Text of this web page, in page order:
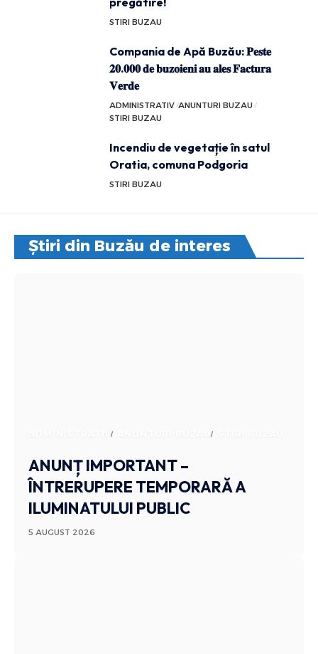
STIRI BUZAU
Compania de Apă Buzău: 𝐏𝐞𝐬𝐭𝐞
𝟐𝟎.𝟎𝟎𝟎 𝐝𝐞 𝐛𝐮𝐳𝐨𝐢𝐞𝐧𝐢 𝐚𝐮 𝐚𝐥𝐞𝐬 𝐅𝐚𝐜𝐭𝐮𝐫𝐚
𝐕𝐞𝐫𝐝𝐞
ADMINISTRATIV ANUNTURI BUZAU
STIRI BUZAU
Incendiu de vegetație în satul
Oratia, comuna Podgoria
STIRI BUZAU
Știri din Buzău de interes
ADMINISTRATIV ANUNTURI BUZAU
ANUNȚ IMPORTANT –
ÎNTRERUPERE TEMPORARĂ A
ILUMINATULUI PUBLIC
5 AUGUST 2026